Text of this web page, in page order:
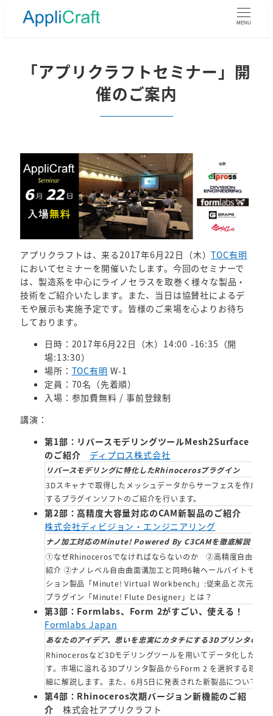
MENU
「アプリクラフトセミナー」開
催のご案内
アプリクラフトは、来る2017年6月22日（木）TOC有明
においてセミナーを開催いたします。今回のセミナーで
は、製造系を中心にライノセラスを取巻く様々な製品・
技術をご紹介いたします。また、当日は協賛社によるデ
モや展示も実施予定です。皆様のご来場を心よりお待ち
しております。
日時：2017年6月22日（木）14:00 -16:35（開
場:13:30）
場所： TOC有明 W-1
定員：70名（先着順）
入場：参加費無料 / 事前登録制
講演：
第1部：リバースモデリングツールMesh2Surface
のご紹介
ディプロス株式会社
リバースモデリングに特化したRhinocerosプラグイン
3Dスキャナで取得したメッシュデータからサーフェスを作成
するプラグインソフトのご紹介を行います。
第2部：高精度大容量対応のCAM新製品のご紹介
株式会社ディビジョン・エンジニアリング
ナノ加工対応のMinute! Powered By C3CAMを徹底解説
①なぜRhinocerosでなければならないのか ②高精度自由曲面
紹介 ②ナノレベル自由曲面溝加工と同時6軸ヘールバイトモジ
ション製品「Minute! Virtual Workbench」:従来品と次元の
プラグイン「Minute! Flute Designer」とは？
第3部：Formlabs、Form 2がすごい、使える！
Formlabs Japan
あなたのアイデア、思いを忠実にカタチにする3Dプリンタの選
Rhinocerosなど3Dモデリングツールを用いてデータ化したあ
す。市場に溢れる3Dプリンタ製品からForm 2 を選択する理
細に解説します。また、6月5日に発表された新製品についても
第4部：Rhinoceros次期バージョン新機能のご紹
介 株式会社アプリクラフト